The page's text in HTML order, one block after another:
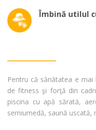
Îmbină utilul
Pentru că sănătatea e
de fitness şi forţă din
piscina cu apă sărată,
semiumedă, saună uscată,